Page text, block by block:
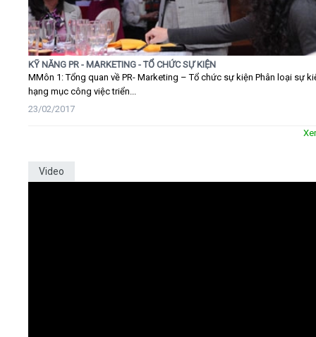
KỸ NĂNG PR - MARKETING - TỔ CHỨC SỰ KIỆN
MMôn 1: Tổng quan về PR- Marketing – Tổ chức sự kiện Phân loại sự
hạng mục công việc triển...
23/02/2017
Video